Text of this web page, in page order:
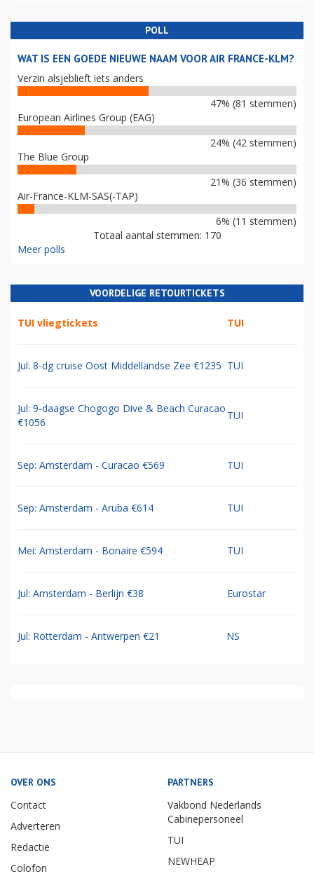
POLL
WAT IS EEN GOEDE NIEUWE NAAM VOOR AIR FRANCE-KLM?
Verzin alsjeblieft iets anders
47% (81 stemmen)
European Airlines Group (EAG)
24% (42 stemmen)
The Blue Group
21% (36 stemmen)
Air-France-KLM-SAS(-TAP)
6% (11 stemmen)
Totaal aantal stemmen: 170
Meer polls
VOORDELIGE RETOURTICKETS
TUI vliegtickets TUI
Jul: 8-dg cruise Oost Middellandse Zee €1235 TUI
Jul: 9-daagse Chogogo Dive & Beach Curacao
€1056
TUI
Sep: Amsterdam - Curacao €569 TUI
Sep: Amsterdam - Aruba €614 TUI
Mei: Amsterdam - Bonaire €594 TUI
Jul: Amsterdam - Berlijn €38 Eurostar
Jul: Rotterdam - Antwerpen €21 NS
OVER ONS
Contact
Adverteren
Redactie
Colofon
PARTNERS
Vakbond Nederlands
Cabinepersoneel
TUI
NEWHEAP